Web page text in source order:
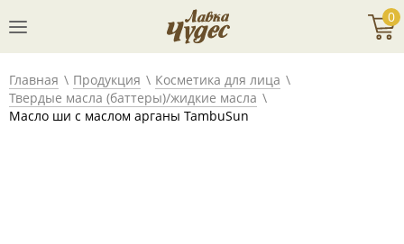
0
Главная Продукция
Косметика для лица
Твердые масла (баттеры)/жидкие масла
Масло ши с маслом арганы TambuSun